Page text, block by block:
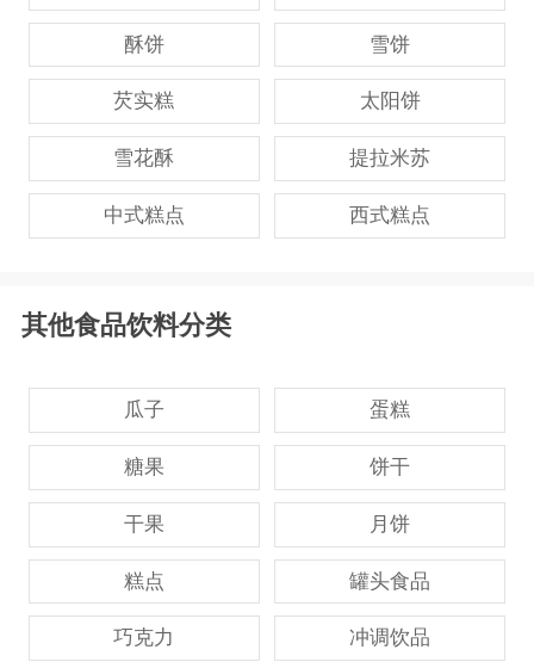
酥饼 雪饼
芡实糕 太阳饼
雪花酥 提拉米苏
中式糕点 西式糕点
其他食品饮料分类
瓜子 蛋糕
糖果 饼干
干果 月饼
糕点 罐头食品
巧克力 冲调饮品